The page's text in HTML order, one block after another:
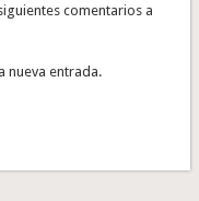
comentarios a
nueva entrada.